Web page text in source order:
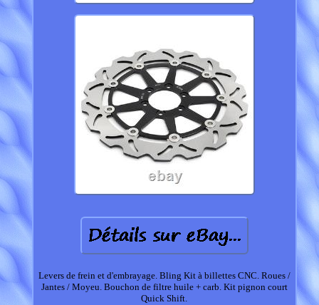
Levers de frein et d'embrayage. Bling Kit à billettes CNC. Roues /
Jantes / Moyeu. Bouchon de filtre huile + carb. Kit pignon court
Quick Shift.